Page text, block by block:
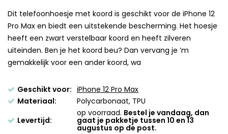
Dit telefoonhoesje met koord is geschikt voor de iPhone 12
Pro Max en biedt een uitstekende bescherming. Het hoesje
heeft een zwart verstelbaar koord en heeft zilveren
uiteinden. Ben je het koord beu? Dan vervang je ‘m
gemakkelijk voor een ander koord, wa
Geschikt voor: iPhone 12 Pro Max
Materiaal:
Polycarbonaat, TPU
Levertijd:
op voorraad. Bestel je vandaag, dan
gaat je pakketje tussen 10 en 13
augustus op de post.